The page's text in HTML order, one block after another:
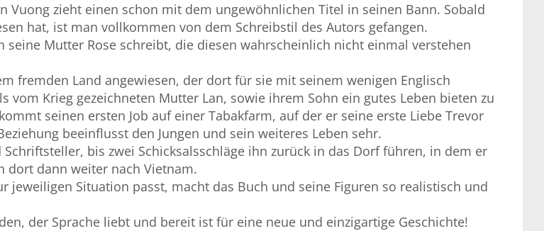
Vuong zieht einen schon mit dem ungewöhnlichen Titel in seinen Bann. Sobald
hat, ist man vollkommen von dem Schreibstil des Autors gefangen.
seine Mutter Rose schreibt, die diesen wahrscheinlich nicht einmal verstehen
fremden Land angewiesen, der dort für sie mit seinem wenigen Englisch
Krieg gezeichneten Mutter Lan, sowie ihrem Sohn ein gutes Leben bieten zu
seinen ersten Job auf einer Tabakfarm, auf der er seine erste Liebe Trevor
beeinflusst den Jungen und sein weiteres Leben sehr.
bis zwei Schicksalsschläge ihn zurück in das Dorf führen, in dem er
dann weiter nach Vietnam.
jeweiligen Situation passt, macht das Buch und seine Figuren so realistisch und
der Sprache liebt und bereit ist für eine neue und einzigartige Geschichte!